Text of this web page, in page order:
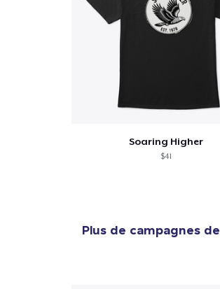
Soaring Higher
$41
Plus de campagnes de